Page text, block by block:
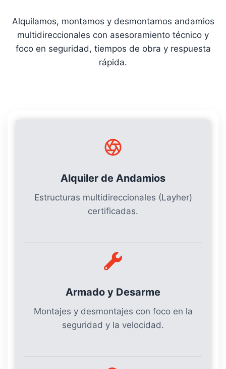
Alquilamos, montamos y desmontamos andamios
multidireccionales con asesoramiento técnico y
foco en seguridad, tiempos de obra y respuesta
rápida.
Alquiler de Andamios
Estructuras multidireccionales (Layher)
certificadas.
Armado y Desarme
Montajes y desmontajes con foco en la
seguridad y la velocidad.